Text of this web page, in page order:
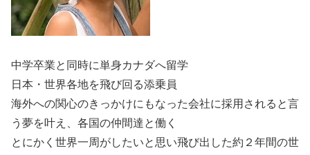
中学卒業と同時に単身カナダへ留学
日本・世界各地を飛び回る添乗員
海外への関心のきっかけにもなった会社に採用されると言
う夢を叶え、各国の仲間達と働く
とにかく世界一周がしたいと思い飛び出した約２年間の世